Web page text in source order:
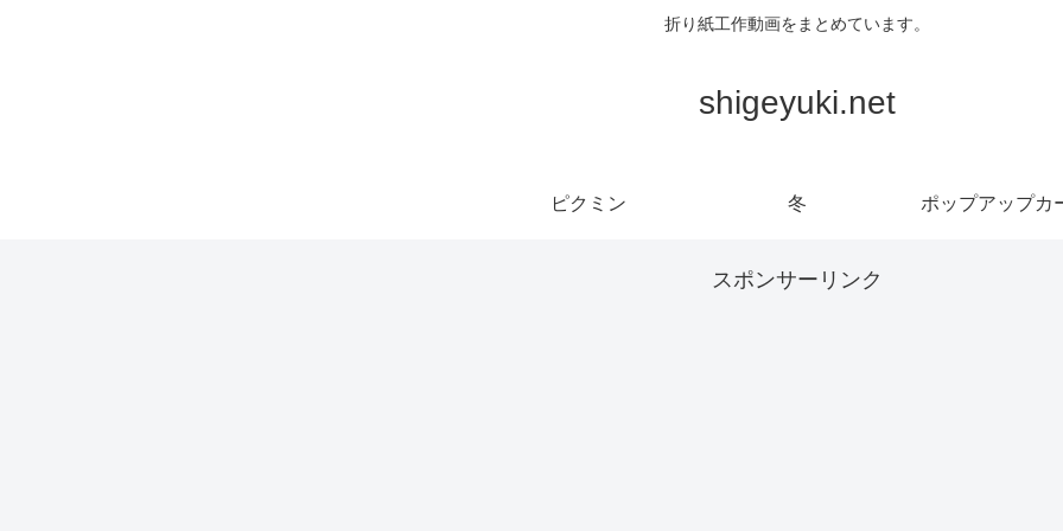
折り紙工作動画をまとめています。
shigeyuki.net
ピクミン 冬 ポップアップカ
スポンサーリンク